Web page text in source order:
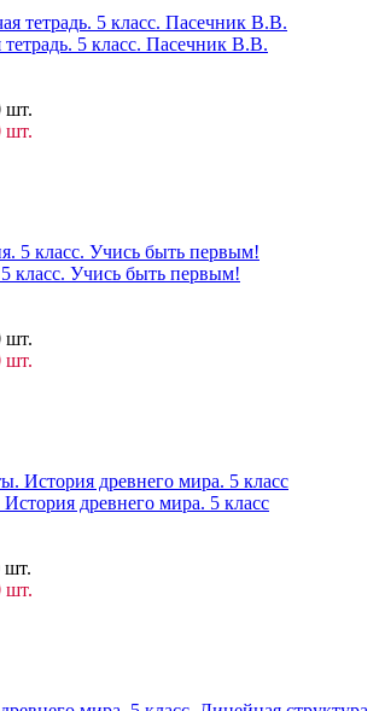
5 класс. Пасечник В.В.
шт.
шт.
класс. Учись быть первым!
шт.
шт.
древнего мира. 5 класс
шт.
шт.